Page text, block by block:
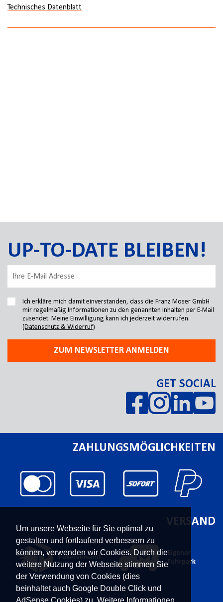
Um unsere Webseite für Sie optimal zu
gestalten und fortlaufend verbessern zu
können, verwenden wir Cookies. Durch die
weitere Nutzung der Webseite stimmen Sie
der Verwendung von Cookies (dies
beinhaltet auch Google Double Click und
Technisches Datenblatt
UP-TO-DATE BLEIBEN!
Ich erkläre mich damit einverstanden, dass die Franz Moser GmbH
mir regelmäßig Informationen zu den genannten Inhalten per E-Mail
zusendet. Meine Einwilligung kann ich jederzeit widerrufen.
(Datenschutz & Widerruf)
ZUM NEWSLETTER ANMELDEN
GET SOCIAL
ZAHLUNGSMÖGLICHKEITEN
VERSAND